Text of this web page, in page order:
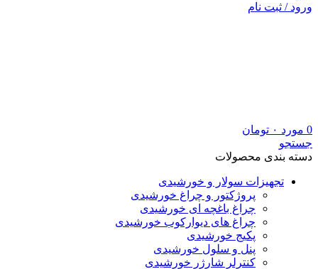
ورود / ثبت نام
0 مورد ۰ تومان
جستجو
دسته بندی محصولات
تجهیزات سولار و خورشیدی
پروژکتور و چراغ خورشیدی
چراغ باغچه ای خورشیدی
چراغ های دیوارکوب خورشیدی
پکیج خورشیدی
پنل و سلول خورشیدی
کنترلر شارژر خورشیدی